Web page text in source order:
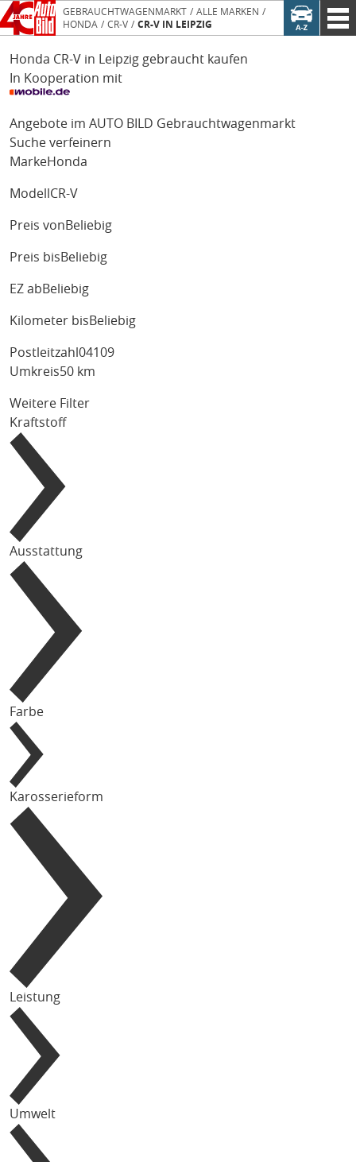
GEBRAUCHTWAGENMARKT
ALLE MARKEN
HONDA
CR-V CR-V IN LEIPZIG
Honda CR-V in Leipzig gebraucht kaufen
In Kooperation mit
Angebote im AUTO BILD Gebrauchtwagenmarkt
Suche verfeinern
MarkeHonda
Modell CR-V
Preis von Beliebig
Preis bis Beliebig
EZ ab Beliebig
Kilometer bis Beliebig
Postleitzahl
Umkreis50 km
Weitere Filter
Kraftstoff
Ausstattung
Farbe
Karosserieform
Leistung
Umwelt